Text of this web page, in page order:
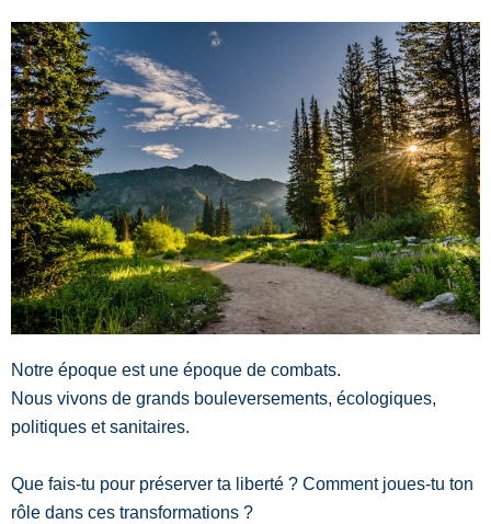
Notre époque est une époque de combats.
Nous vivons de grands bouleversements, écologiques,
politiques et sanitaires.
Que fais-tu pour préserver ta liberté ? Comment joues-tu ton
rôle dans ces transformations ?